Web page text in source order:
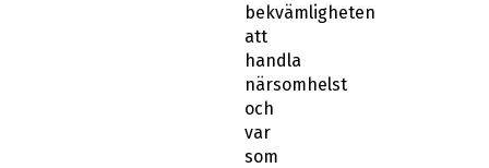
bekvämligheten
att
handla
närsomhelst
och
var
som